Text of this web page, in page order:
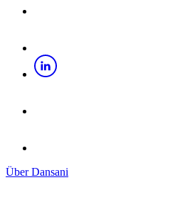
Über Dansani